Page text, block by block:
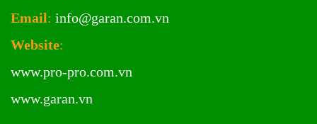
Email: info@garan.com.vn
Website:
www.pro-pro.com.vn
www.garan.vn